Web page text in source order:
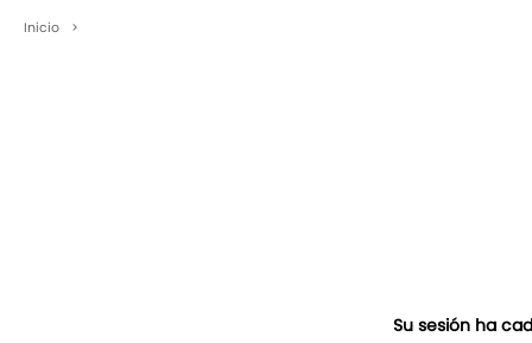
Inicio >
Su sesión ha